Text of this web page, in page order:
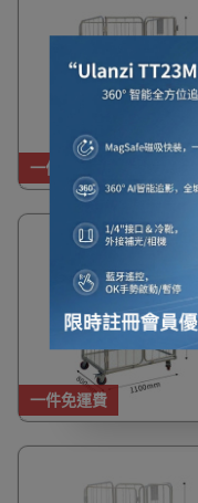
一件免運費
一件免運費